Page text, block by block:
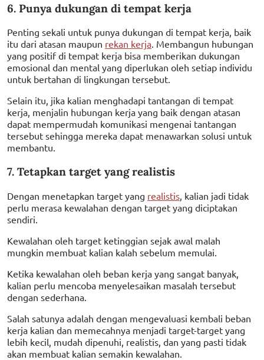
6. Punya dukungan di tempat kerja
Penting sekali untuk punya dukungan di tempat kerja, baik
itu dari atasan maupun rekan kerja. Membangun hubungan
yang positif di tempat kerja bisa memberikan dukungan
emosional dan mental yang diperlukan oleh setiap individu
untuk bertahan di lingkungan tersebut.
Selain itu, jika kalian menghadapi tantangan di tempat
kerja, menjalin hubungan kerja yang baik dengan atasan
dapat mempermudah komunikasi mengenai tantangan
tersebut sehingga mereka dapat menawarkan solusi untuk
membantu.
7. Tetapkan target yang realistis
Dengan menetapkan target yang realistis , kalian jadi tidak
perlu merasa kewalahan dengan target yang diciptakan
sendiri.
Kewalahan oleh target ketinggian sejak awal malah
mungkin membuat kalian kalah sebelum memulai.
Ketika kewalahan oleh beban kerja yang sangat banyak,
kalian perlu mencoba menyelesaikan masalah tersebut
dengan sederhana.
Salah satunya adalah dengan mengevaluasi kembali beban
kerja kalian dan memecahnya menjadi target-target yang
lebih kecil, mudah dipenuhi, realistis, dan yang pasti tidak
akan membuat kalian semakin kewalahan.